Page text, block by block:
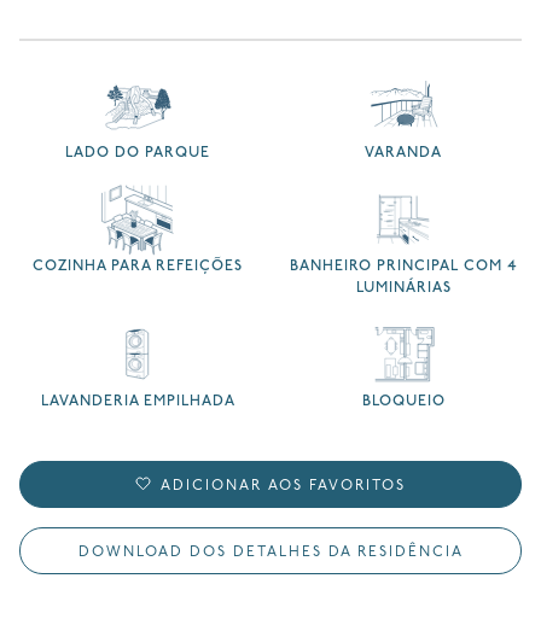
LADO DO PARQUE VARANDA
COZINHA PARA REFEIÇÕES
BANHEIRO PRINCIPAL COM 4
LUMINÁRIAS
LAVANDERIA EMPILHADA BLOQUEIO
ADICIONAR AOS FAVORITOS
DOWNLOAD DOS DETALHES DA RESIDÊNCIA